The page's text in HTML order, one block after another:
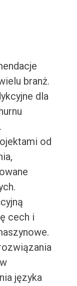
branż.
dla
od
cech i
języka